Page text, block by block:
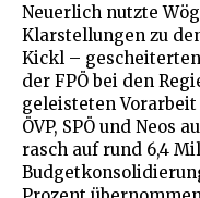
Neuerlich nutzte
Klarstellungen zu
Kickl –
der FPÖ bei den
geleisteten
ÖVP, SPÖ und Neos
rasch auf rund 6,4